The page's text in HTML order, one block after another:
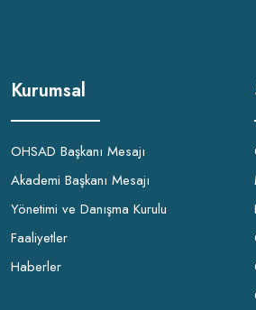
Kurumsal
OHSAD Başkanı Mesajı
Akademi Başkanı Mesajı
Yönetimi ve Danışma Kurulu
Faaliyetler
Haberler